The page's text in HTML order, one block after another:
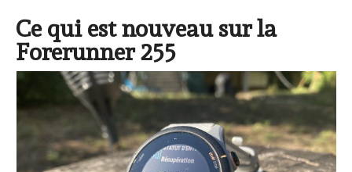
Ce qui est nouveau sur la
Forerunner 255